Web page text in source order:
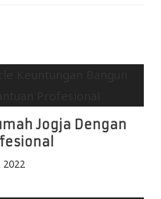
Jogja Dengan
2022